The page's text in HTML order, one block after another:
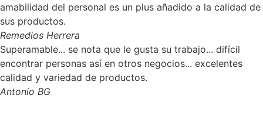
amabilidad del personal es un plus añadido a la calidad de
sus productos.
Remedios Herrera
Superamable... se nota que le gusta su trabajo... difícil
encontrar personas así en otros negocios... excelentes
calidad y variedad de productos.
Antonio BG